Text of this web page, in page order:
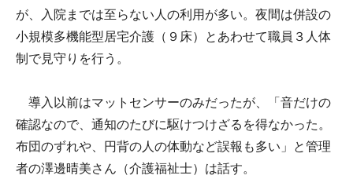
が、入院までは至らない人の利用が多い。夜間は併設の
小規模多機能型居宅介護（９床）とあわせて職員３人体
制で見守りを行う。
導入以前はマットセンサーのみだったが、「音だけの
確認なので、通知のたびに駆けつけざるを得なかった。
布団のずれや、円背の人の体動など誤報も多い」と管理
者の澤邊晴美さん（介護福祉士）は話す。